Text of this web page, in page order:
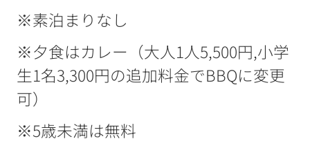
※素泊まりなし
※夕食はカレー（大人1人5,500円,小学
生1名3,300円の追加料金でBBQに変更
可）
※5歳未満は無料